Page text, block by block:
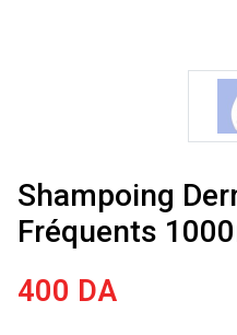
Shampoing
Fréquents
400 DA